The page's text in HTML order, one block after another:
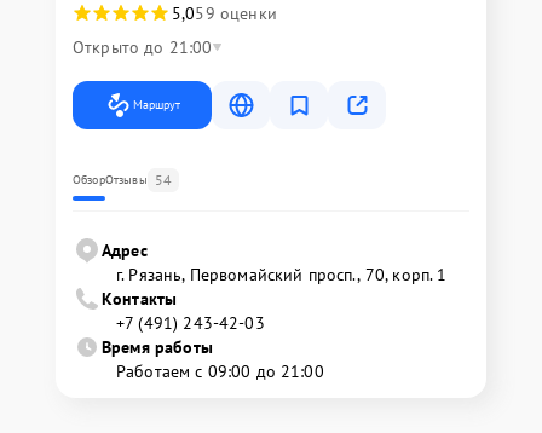
5,059 оценки
Открыто до 21:00
Маршрут
ОбзорОтзывы 54
Адрес
г. Рязань, Первомайский просп., 70, корп. 1
Контакты
+7 (491) 243-42-03
Время работы
Работаем с 09:00 до 21:00